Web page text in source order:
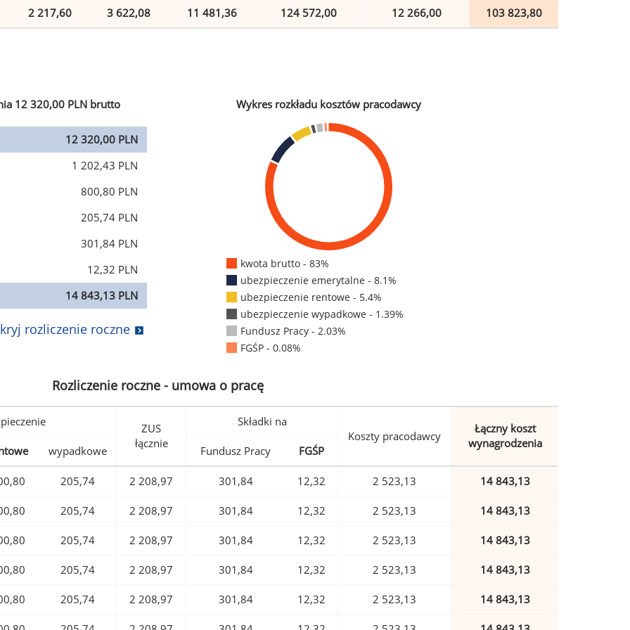
2 217,60 3 622,08 11 481,36 124 572,00 12 266,00 103 823,80
12 320,00 PLN brutto
12 320,00 PLN
1 202,43 PLN
800,80 PLN
205,74 PLN
301,84 PLN
12,32 PLN
14 843,13 PLN
rozliczenie roczne
Wykres rozkładu kosztów pracodawcy
kwota brutto - 83%
ubezpieczenie emerytalne - 8.1%
ubezpieczenie rentowe - 5.4%
ubezpieczenie wypadkowe - 1.39%
Fundusz Pracy - 2.03%
FGŚP - 0.08%
Rozliczenie roczne - umowa o pracę
ZUS
łącznie
Składki na
Koszty pracodawcy
Łączny koszt
wynagrodzenia
wypadkowe Fundusz Pracy FGŚP
205,74 2 208,97 301,84 12,32 2 523,13 14 843,13
205,74 2 208,97 301,84 12,32 2 523,13 14 843,13
205,74 2 208,97 301,84 12,32 2 523,13 14 843,13
205,74 2 208,97 301,84 12,32 2 523,13 14 843,13
205,74 2 208,97 301,84 12,32 2 523,13 14 843,13